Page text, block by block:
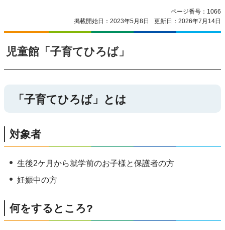
ページ番号：1066
掲載開始日：2023年5月8日
更新日：2026年7月14日
児童館「子育てひろば」
「子育てひろば」とは
対象者
生後2ケ月から就学前のお子様と保護者の方
妊娠中の方
何をするところ?